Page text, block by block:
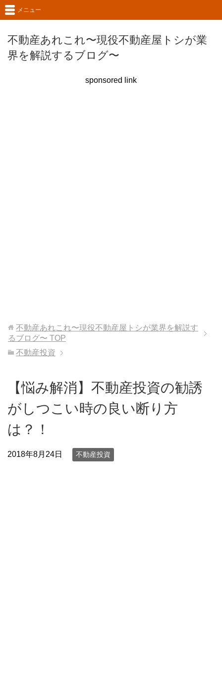
不動産あれこれ〜現役不動産屋トシが業
界を解説するブログ〜
メニュー
sponsored link
不動産あれこれ〜現役不動産屋トシが業界を解説す
るブログ〜 TOP
不動産投資
【悩み解消】不動産投資の勧誘
がしつこい時の良い断り方
は？！
2018年8月24日 不動産投資